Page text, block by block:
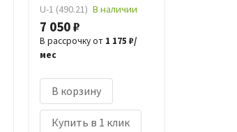
U-1 (490.21) В наличии
7 050 ₽
В рассрочку от 1 175 ₽/
мес
В корзину
Купить в 1 клик